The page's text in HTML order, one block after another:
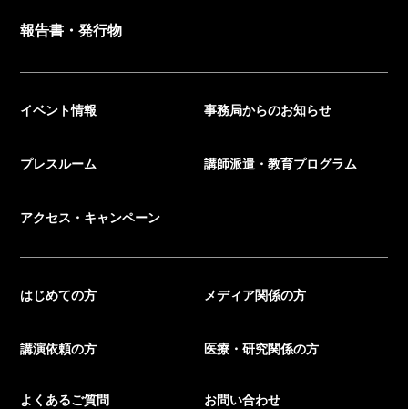
報告書・発行物
イベント情報 事務局からのお知らせ
プレスルーム 講師派遣・教育プログラム
アクセス・キャンペーン
はじめての方 メディア関係の方
講演依頼の方 医療・研究関係の方
よくあるご質問 お問い合わせ